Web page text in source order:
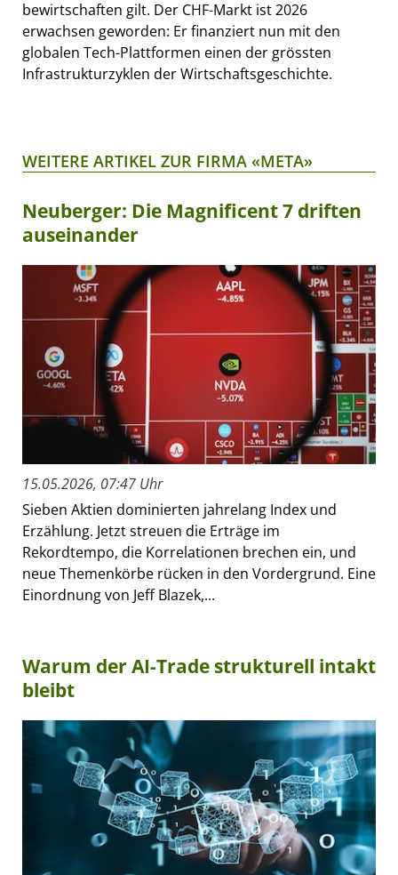
bewirtschaften gilt. Der CHF-Markt ist 2026
erwachsen geworden: Er finanziert nun mit den
globalen Tech-Plattformen einen der grössten
Infrastrukturzyklen der Wirtschaftsgeschichte.
WEITERE ARTIKEL ZUR FIRMA «META»
Neuberger: Die Magnificent 7 driften
auseinander
15.05.2026, 07:47 Uhr
Sieben Aktien dominierten jahrelang Index und
Erzählung. Jetzt streuen die Erträge im
Rekordtempo, die Korrelationen brechen ein, und
neue Themenkörbe rücken in den Vordergrund. Eine
Einordnung von Jeff Blazek,...
Warum der AI-Trade strukturell intakt
bleibt